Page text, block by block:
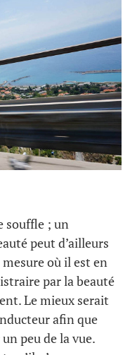
souffle ; un
peut d’ailleurs
où il est en
par la beauté
Le mieux serait
afin que
peu de la vue.